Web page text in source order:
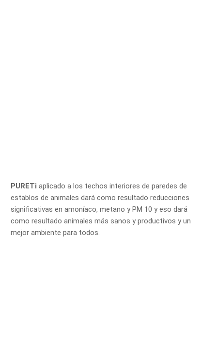
PURETi aplicado a los techos interiores de paredes de
establos de animales dará como resultado reducciones
significativas en amoníaco, metano y PM 10 y eso dará
como resultado animales más sanos y productivos y un
mejor ambiente para todos.